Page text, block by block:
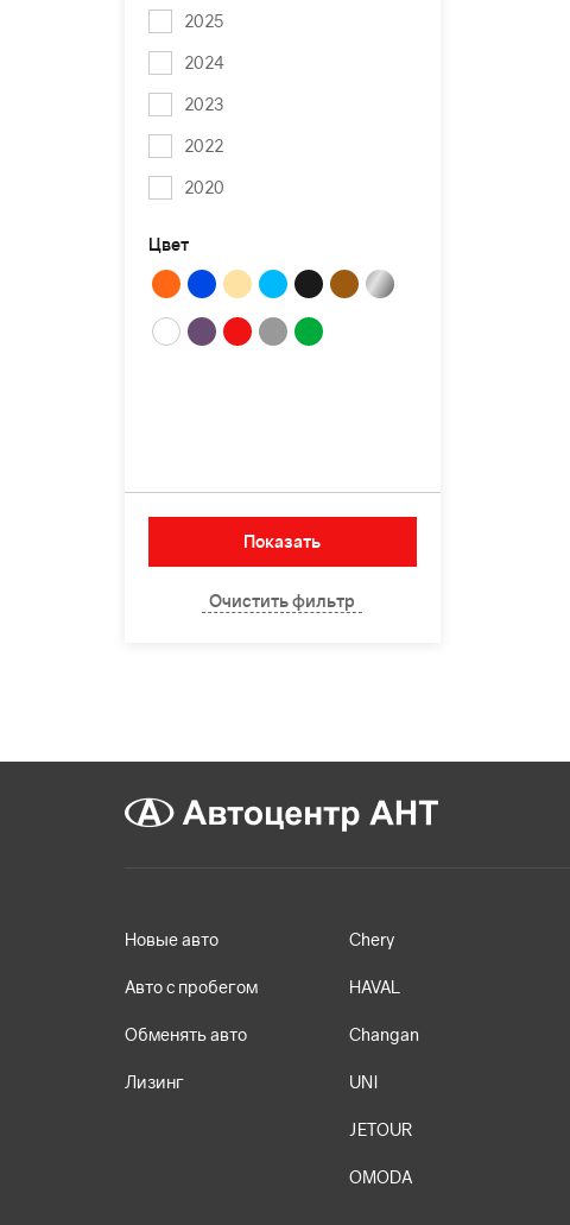
2025
2024
2023
2022
2020
Цвет
Новые авто
Авто с пробегом
Обменять авто
Лизинг
Chery
HAVAL
Changan
UNI
JETOUR
OMODA